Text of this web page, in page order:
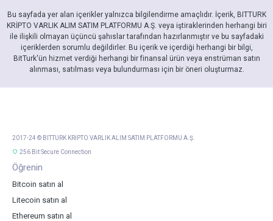
Bu sayfada yer alan içerikler yalnızca bilgilendirme amaçlıdır. İçerik, BITTURK
KRİPTO VARLIK ALIM SATIM PLATFORMU A.Ş. veya iştiraklerinden herhangi biri
ile ilişkili olmayan üçüncü şahıslar tarafından hazırlanmıştır ve bu sayfadaki
içeriklerden sorumlu değildirler. Bu içerik ve içerdiği herhangi bir bilgi,
BitTurk'ün hizmet verdiği herhangi bir finansal ürün veya enstrüman satın
alınması, satılması veya bulundurması için bir öneri oluşturmaz.
2017-24 © BITTURK KRİPTO VARLIK ALIM SATIM PLATFORMU A.Ş.
256 Bit Secure Connection
Öğrenin
Bitcoin satın al
Litecoin satın al
Ethereum satın al